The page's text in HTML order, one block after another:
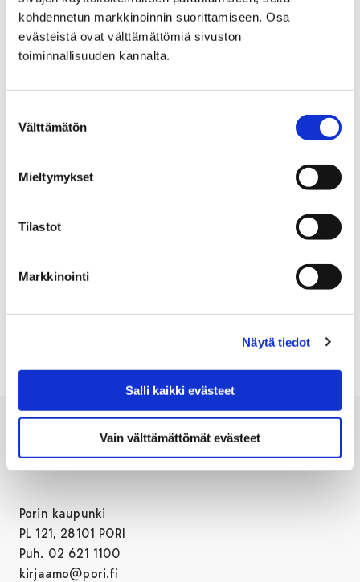
kohdennetun markkinoinnin suorittamiseen. Osa
evästeistä ovat välttämättömiä sivuston
toiminnallisuuden kannalta.
valinta
Välttämätön
Mieltymykset
Tilastot
Markkinointi
Näytä tiedot
Salli kaikki evästeet
Vain välttämättömät evästeet
Tonttien hakuaika päättyy maanantaina 15. elokuuta
kello 16. Arvonta suoritetaan viikolla 33.
Tiedot arvonnassa olevista omakotitonteista sekä
tonttihakemukset ensisijaisesti tehdään. Tarkempia
palvelupiste
Lisätietoja Porin tonttitarjonnasta sekä esimerkiksi
osoitteesta
Porin kaupunki
PL 121, 28101 PORI
Puh. 02 621 1100
kirjaamo@pori.fi